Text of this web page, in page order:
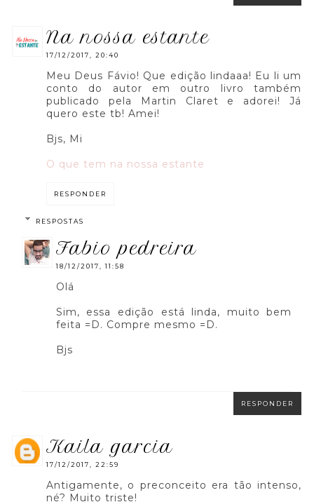
na nossa estante
17/12/2017, 20:40
Meu Deus Fávio! Que edição lindaaa! Eu li um
conto do autor em outro livro também
publicado pela Martin Claret e adorei! Já
quero este tb! Amei!
Bjs, Mi
O que tem na nossa estante
RESPONDER
RESPOSTAS
fabio pedreira
18/12/2017, 11:58
Olá
Sim, essa edição está linda, muito bem
feita =D. Compre mesmo =D.
Bjs
RESPONDER
kaila garcia
17/12/2017, 22:59
Antigamente, o preconceito era tão intenso,
né? Muito triste!